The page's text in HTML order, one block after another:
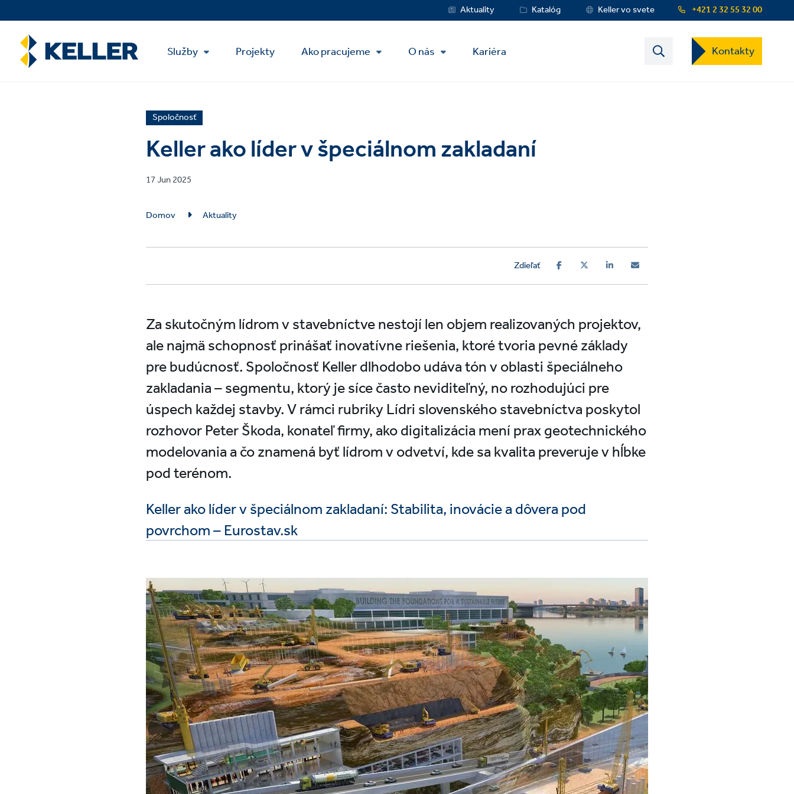
to
content
+421 2 32 55 32 00
Service
MenuAktuality Katalóg Keller vo svete
Main
Menu
Služby Projekty Ako pracujeme O nás Kariéra Contact
US
Dropdown
Kontakty
News
article
category
Spoločnosť
Keller ako líder v špeciálnom zakladaní
Published
17 Jun 2025
Breadcrumb
Domov Aktuality
Zdieľať
Za skutočným lídrom v stavebníctve nestojí len objem realizovaných projektov,
ale najmä schopnosť prinášať inovatívne riešenia, ktoré tvoria pevné základy
pre budúcnosť. Spoločnosť Keller dlhodobo udáva tón v oblasti špeciálneho
zakladania – segmentu, ktorý je síce často neviditeľný, no rozhodujúci pre
úspech každej stavby. V rámci rubriky Lídri slovenského stavebníctva poskytol
rozhovor Peter Škoda, konateľ firmy, ako digitalizácia mení prax geotechnického
modelovania a čo znamená byť lídrom v odvetví, kde sa kvalita preveruje v hĺbke
pod terénom.
Keller ako líder v špeciálnom zakladaní: Stabilita, inovácie a dôvera pod
povrchom – Eurostav.sk